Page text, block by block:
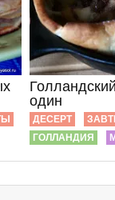
один
ДЕСЕРТ
ГОЛЛАНДИЯ